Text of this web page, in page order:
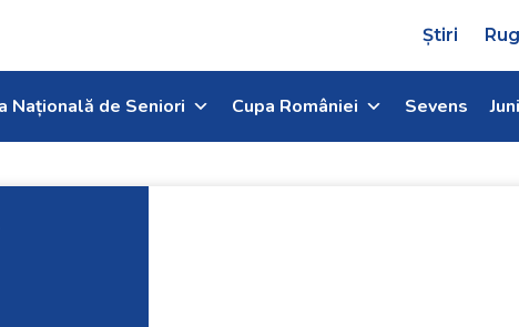
Știri
Națională de Seniori Cupa României Sevens